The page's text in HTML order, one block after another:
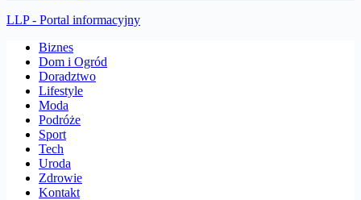
LLP - Portal informacyjny
Biznes
Dom i Ogród
Doradztwo
Lifestyle
Moda
Podróże
Sport
Tech
Uroda
Zdrowie
Kontakt